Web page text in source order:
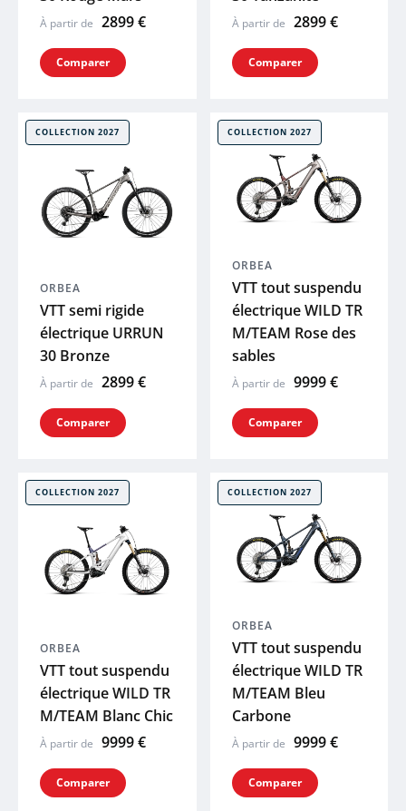
À partir de 2899 €
Comparer
À partir de 2899 €
Comparer
COLLECTION 2027
ORBEA
VTT semi rigide
électrique URRUN
30 Bronze
À partir de 2899 €
Comparer
COLLECTION 2027
ORBEA
VTT tout suspendu
électrique WILD TR
M/TEAM Rose des
sables
À partir de 9999 €
Comparer
COLLECTION 2027
ORBEA
VTT tout suspendu
électrique WILD TR
M/TEAM Blanc Chic
À partir de 9999 €
Comparer
COLLECTION 2027
ORBEA
VTT tout suspendu
électrique WILD TR
M/TEAM Bleu
Carbone
À partir de 9999 €
Comparer